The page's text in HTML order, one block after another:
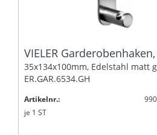
VIELER
35x134x100mm, Edelstahl matt
ER.GAR.6534.GH
Artikelnr.:
je 1 ST